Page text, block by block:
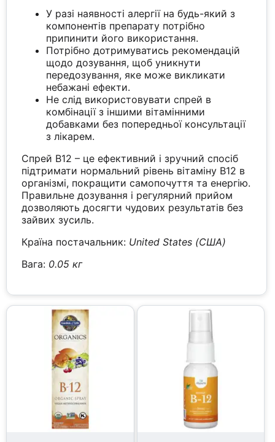
У разі наявності алергії на будь-який з
компонентів препарату потрібно
припинити його використання.
Потрібно дотримуватись рекомендацій
щодо дозування, щоб уникнути
передозування, яке може викликати
небажані ефекти.
Не слід використовувати спрей в
комбінації з іншими вітамінними
добавками без попередньої консультації
з лікарем.
Спрей B12 – це ефективний і зручний спосіб
підтримати нормальний рівень вітаміну B12 в
організмі, покращити самопочуття та енергію.
Правильне дозування і регулярний прийом
дозволяють досягти чудових результатів без
зайвих зусиль.
Країна постачальник: United States (США)
Вага: 0.05 кг